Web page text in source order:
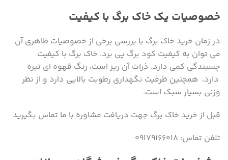
خصوصیات یک خاک برگ با کیفیت
در زمان خرید خاک برگ با بررسی برخی از خصوصیات ظاهری آن
می توان به کیفیت کود برگ پی برد. خاک برگ با کیفیت
چسبندگی کمی دارد. ذرات آن ریز است، رنگ قهوه ای تیره
دارد، همچنین ظرفیت نگهداری رطوبت بالایی دارد و از نظر
وزنی بسیار سبک است.
قبل از خرید خاک برگ جهت دریافت مشاوره با ما تماس بگیرید
تلفن تماس: ۰۹۱۷۹۱۶۶۰۱۸